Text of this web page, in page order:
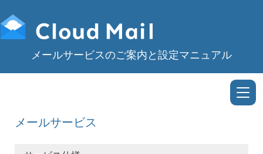
メールサービスのご案内と設定マニュアル
メールサービス